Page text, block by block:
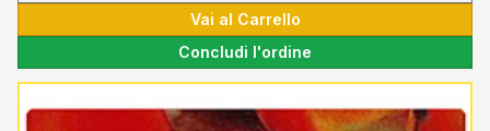
Vai al Carrello
Concludi l'ordine